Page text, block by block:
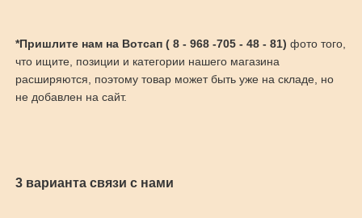
*Пришлите нам на Вотсап ( 8 - 968 -705 - 48 - 81) фото того,
что ищите, позиции и категории нашего магазина
расширяются, поэтому товар может быть уже на складе, но
не добавлен на сайт.
3 варианта связи с нами